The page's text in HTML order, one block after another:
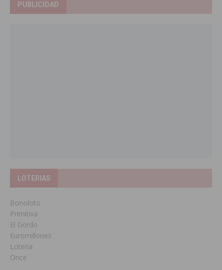
PUBLICIDAD
LOTERIAS
Bonoloto
Primitiva
El Gordo
Euromillones
Loteria
Once